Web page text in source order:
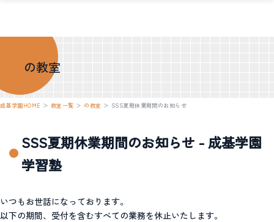
の教室
成基学園HOME ＞ 教室一覧 ＞ の教室 ＞ SSS夏期休業期間のお知らせ
SSS夏期休業期間のお知らせ - 成基学園
学習塾
いつもお世話になっております。
以下の期間、受付を含むすべての業務を休止いたします。